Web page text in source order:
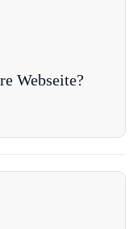
Webseite?